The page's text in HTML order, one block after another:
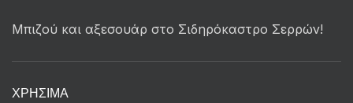
Μπιζού και αξεσουάρ στο Σιδηρόκαστρο Σερρών!
ΧΡΉΣΙΜΑ